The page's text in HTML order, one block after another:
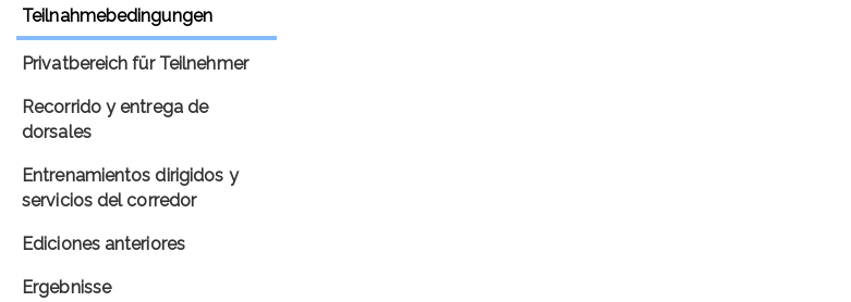
Teilnahmebedingungen
Privatbereich für Teilnehmer
Recorrido y entrega de
dorsales
Entrenamientos dirigidos y
servicios del corredor
Ediciones anteriores
Ergebnisse